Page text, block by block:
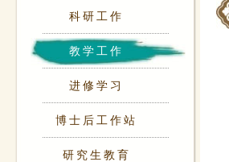
科研工作
教学工作
进修学习
博士后工作站
研究生教育